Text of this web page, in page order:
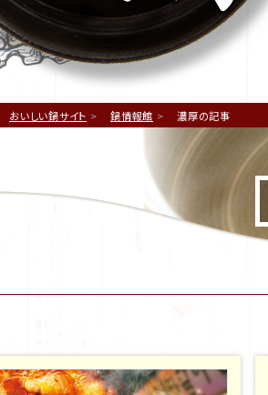
おいしい鍋サイト 鍋情報館 濃厚の記事